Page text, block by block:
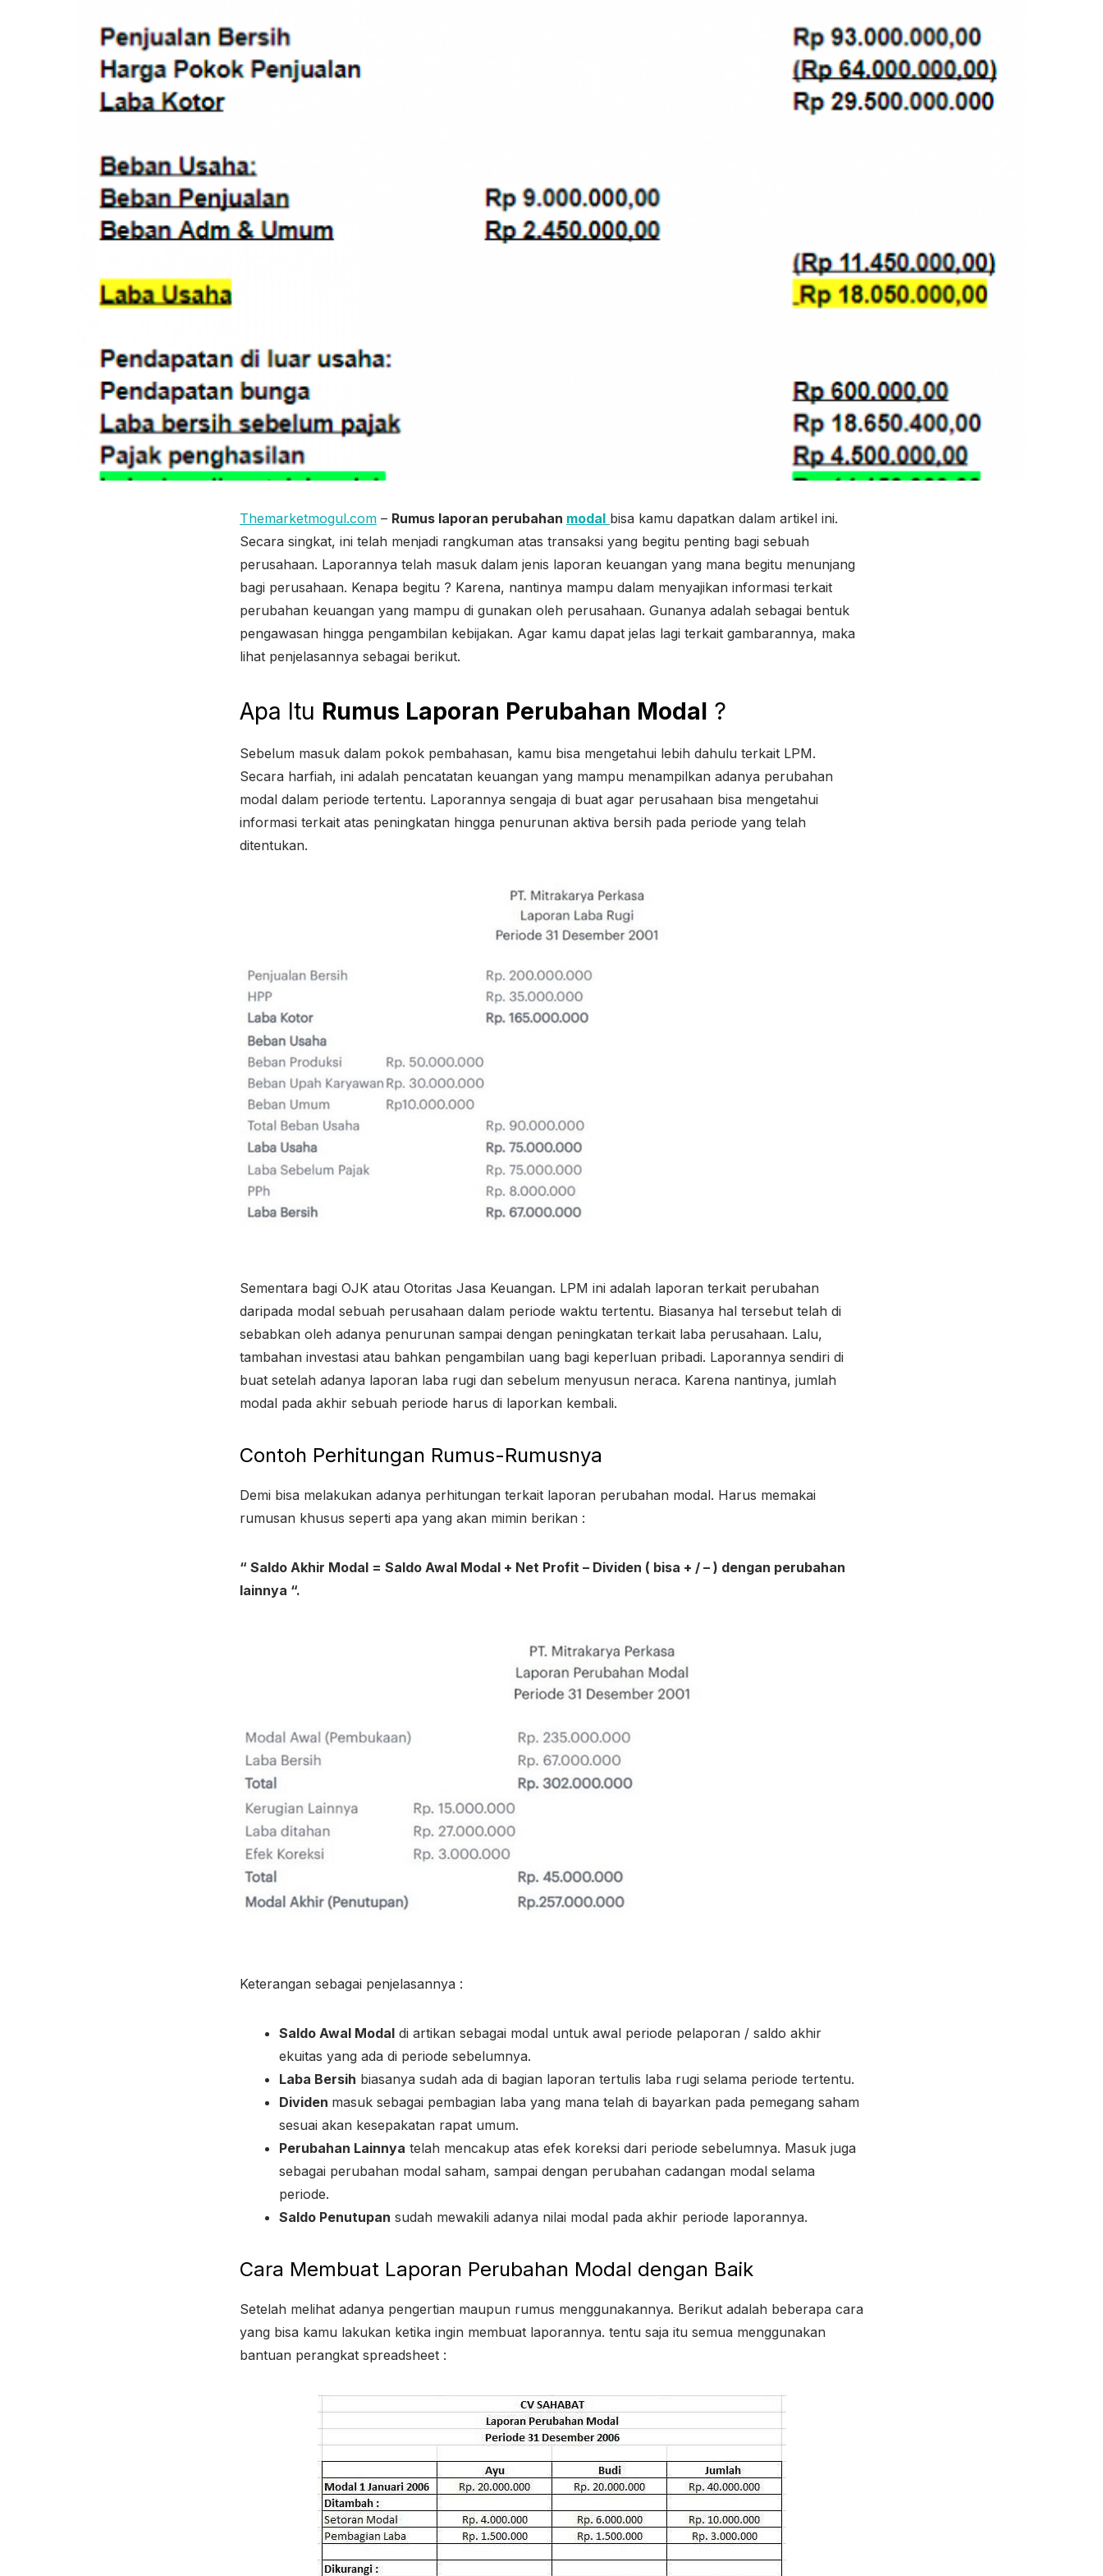
Themarketmogul.com – Rumus laporan perubahan modal bisa kamu dapatkan dalam artikel ini.
Secara singkat, ini telah menjadi rangkuman atas transaksi yang begitu penting bagi sebuah
perusahaan. Laporannya telah masuk dalam jenis laporan keuangan yang mana begitu menunjang
bagi perusahaan. Kenapa begitu ? Karena, nantinya mampu dalam menyajikan informasi terkait
perubahan keuangan yang mampu di gunakan oleh perusahaan. Gunanya adalah sebagai bentuk
pengawasan hingga pengambilan kebijakan. Agar kamu dapat jelas lagi terkait gambarannya, maka
lihat penjelasannya sebagai berikut.
Apa Itu Rumus Laporan Perubahan Modal ?
Sebelum masuk dalam pokok pembahasan, kamu bisa mengetahui lebih dahulu terkait LPM.
Secara harfiah, ini adalah pencatatan keuangan yang mampu menampilkan adanya perubahan
modal dalam periode tertentu. Laporannya sengaja di buat agar perusahaan bisa mengetahui
informasi terkait atas peningkatan hingga penurunan aktiva bersih pada periode yang telah
ditentukan.
Sementara bagi OJK atau Otoritas Jasa Keuangan. LPM ini adalah laporan terkait perubahan
daripada modal sebuah perusahaan dalam periode waktu tertentu. Biasanya hal tersebut telah di
sebabkan oleh adanya penurunan sampai dengan peningkatan terkait laba perusahaan. Lalu,
tambahan investasi atau bahkan pengambilan uang bagi keperluan pribadi. Laporannya sendiri di
buat setelah adanya laporan laba rugi dan sebelum menyusun neraca. Karena nantinya, jumlah
modal pada akhir sebuah periode harus di laporkan kembali.
Contoh Perhitungan Rumus-Rumusnya
Demi bisa melakukan adanya perhitungan terkait laporan perubahan modal. Harus memakai
rumusan khusus seperti apa yang akan mimin berikan :
“ Saldo Akhir Modal = Saldo Awal Modal + Net Profit – Dividen ( bisa + / – ) dengan perubahan
lainnya “.
Keterangan sebagai penjelasannya :
Saldo Awal Modal di artikan sebagai modal untuk awal periode pelaporan / saldo akhir
ekuitas yang ada di periode sebelumnya.
Laba Bersih biasanya sudah ada di bagian laporan tertulis laba rugi selama periode tertentu.
Dividen masuk sebagai pembagian laba yang mana telah di bayarkan pada pemegang saham
sesuai akan kesepakatan rapat umum.
Perubahan Lainnya telah mencakup atas efek koreksi dari periode sebelumnya. Masuk juga
sebagai perubahan modal saham, sampai dengan perubahan cadangan modal selama
periode.
Saldo Penutupan sudah mewakili adanya nilai modal pada akhir periode laporannya.
Cara Membuat Laporan Perubahan Modal dengan Baik
Setelah melihat adanya pengertian maupun rumus menggunakannya. Berikut adalah beberapa cara
yang bisa kamu lakukan ketika ingin membuat laporannya. tentu saja itu semua menggunakan
bantuan perangkat spreadsheet :